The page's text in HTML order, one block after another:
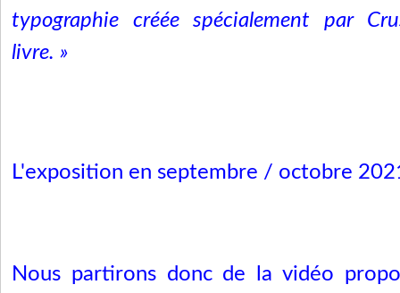
typographie créée spécialement par
livre. »
L'exposition en septembre / octobre
Nous partirons donc de la vidéo